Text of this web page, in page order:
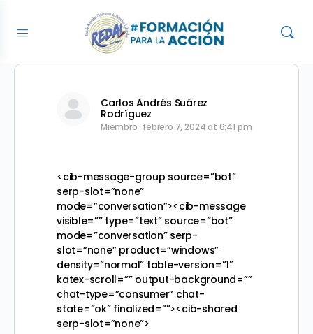
Carlos Andrés Suárez
Rodríguez
Miembro febrero 7, 2024 at 6:41 pm
<cib-message-group source=”bot”
serp-slot=”none”
mode=”conversation”><cib-message
visible=”” type=”text” source=”bot”
mode=”conversation” serp-
slot=”none” product=”windows”
density=”normal” table-version=”1″
katex-scroll=”” output-background=””
chat-type=”consumer” chat-
state=”ok” finalized=””><cib-shared
serp-slot=”none”>